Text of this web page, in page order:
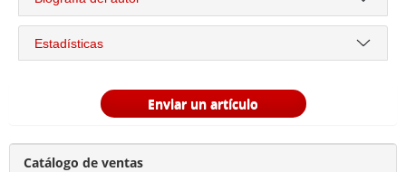
Estadísticas
Enviar un artículo
Catálogo de ventas